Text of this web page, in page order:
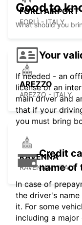
FORLI AIRPORT
FORLÌ - ITALY
AREZZO
AREZZO - ITALY
RAVENNA
RAVENNA - ITALY
Good to
What should you
Your
If needed - an
license or an
main driver and
that if your
you must bring
Credit
name of
In case of
the driver's
it. For some
including a major